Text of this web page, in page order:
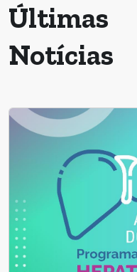
Últimas
Notícias